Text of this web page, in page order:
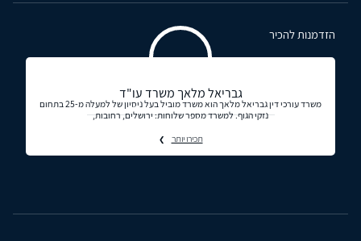
הזדמנות להכיר
גבריאל מלאך משרד עו"ד
משרד עורכי דין גבריאל מלאך הוא משרד מוביל בעל ניסיון של למעלה מ-25 בתחום
נזקי הגוף. למשרד מספר שלוחות: ירושלים, רחובות,
תכירו יותר